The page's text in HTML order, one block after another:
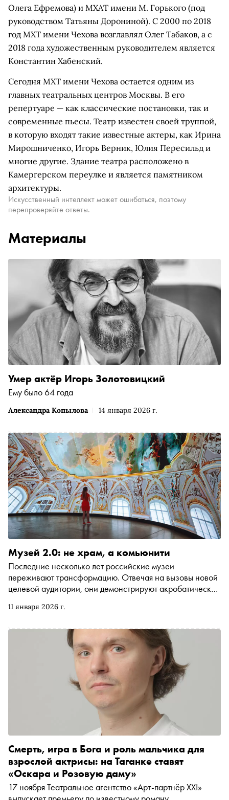
Олега Ефремова) и МХАТ имени М. Горького (под
руководством Татьяны Дорониной). С 2000 по 2018
год МХТ имени Чехова возглавлял Олег Табаков, а с
2018 года художественным руководителем является
Константин Хабенский.
Сегодня МХТ имени Чехова остается одним из
главных театральных центров Москвы. В его
репертуаре — как классические постановки, так и
современные пьесы. Театр известен своей труппой,
в которую входят такие известные актеры, как Ирина
Мирошниченко, Игорь Верник, Юлия Пересильд и
многие другие. Здание театра расположено в
Камергерском переулке и является памятником
архитектуры.
Искусственный интеллект может ошибаться, поэтому
перепроверяйте ответы.
Материалы
Александра Копылова 14 января 2026 г.
Умер актёр Игорь Золотовицкий
Ему было 64 года
11 января 2026 г.
Музей 2.0: не храм, а комьюнити
Последние несколько лет российские музеи
переживают трансформацию. Отвечая на вызовы новой
целевой аудитории, они демонстрируют акробатический
приумножать наследие, но параллельно осваивают
Смерть, игра в Бога и роль мальчика для
взрослой актрисы: на Таганке ставят
«Оскара и Розовую даму»
17 ноября Театральное агентство «Арт-партнёр XXI»